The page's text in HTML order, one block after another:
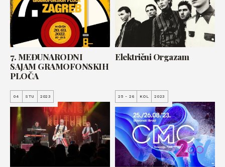
7. MEĐUNARODNI
SAJAM GRAMOFONSKIH
PLOČA
Električni Orgazam
04 STU 2023 25 - 26 KOL 2023